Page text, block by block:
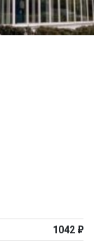
1042 ₽